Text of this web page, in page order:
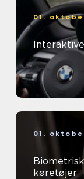
01.
01.
køretøjer